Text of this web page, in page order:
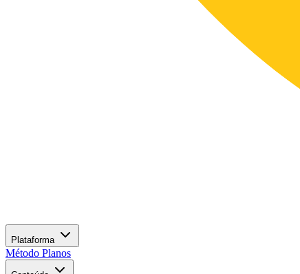
Plataforma
Método Planos